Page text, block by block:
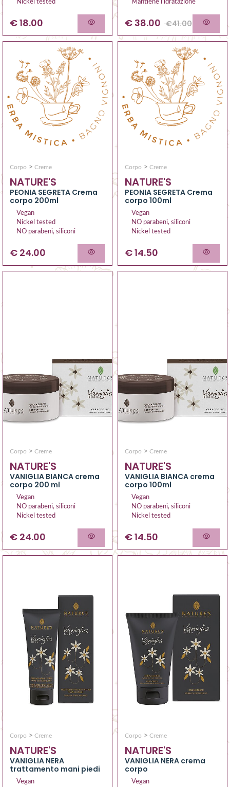
Nickel tested
€ 18.00
Mantiene l'idratazione
€ 38.00 €41.00
Corpo > Creme
NATURE'S
PEONIA SEGRETA Crema
corpo 200ml
Vegan
Nickel tested
NO parabeni, siliconi
€ 24.00
Corpo > Creme
NATURE'S
PEONIA SEGRETA Crema
corpo 100ml
Vegan
NO parabeni, siliconi
Nickel tested
€ 14.50
Corpo > Creme
NATURE'S
VANIGLIA BIANCA crema
corpo 200 ml
Vegan
NO parabeni, siliconi
Nickel tested
€ 24.00
Corpo > Creme
NATURE'S
VANIGLIA BIANCA crema
corpo 100ml
Vegan
NO parabeni, siliconi
Nickel tested
€ 14.50
Corpo > Creme
NATURE'S
VANIGLIA NERA
trattamento mani piedi
Vegan
Corpo > Creme
NATURE'S
VANIGLIA NERA crema
corpo
Vegan